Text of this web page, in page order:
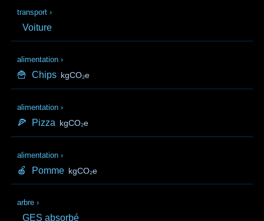
transport ›
Voiture
alimentation ›
🍟 Chips kgCO₂e
alimentation ›
🍕 Pizza kgCO₂e
alimentation ›
🍎 Pomme kgCO₂e
arbre ›
GES absorbé